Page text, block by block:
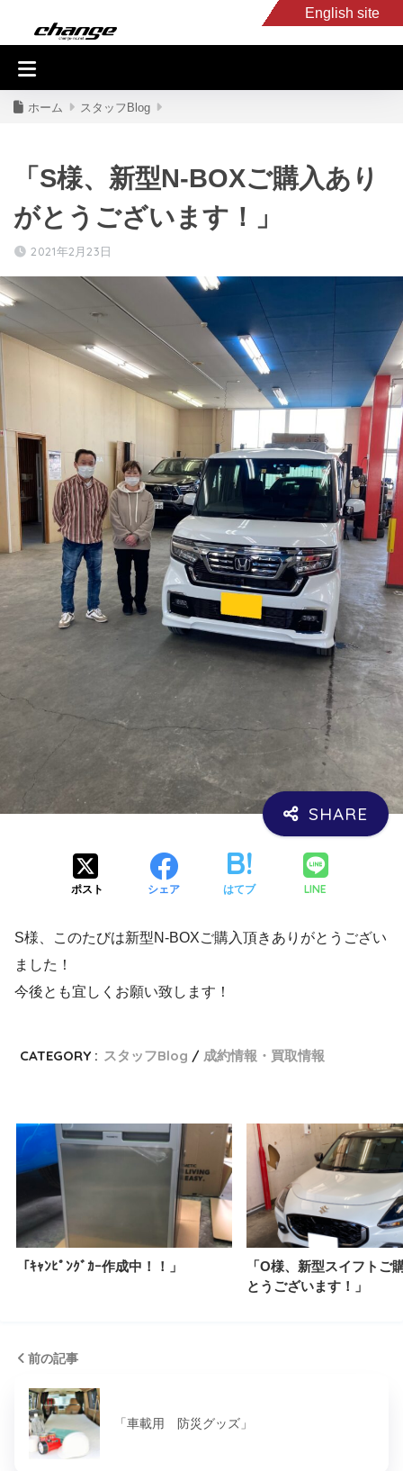
English site
入庫車情報
ホーム スタッフBlog
「S様、新型N-BOXご購入あり
がとうございます！」
2021年2月23日
ポスト シェア はてブ LINE
S様、このたびは新型N-BOXご購入頂きありがとうござい
ました！
今後とも宜しくお願い致します！
CATEGORY : スタッフBlog 成約情報・買取情報
「ｷｬﾝﾋﾟﾝｸﾞｶｰ作成中！！」
「O様、新型スイフトご
とうございます！」
前の記事
「車載用 防災グッズ」